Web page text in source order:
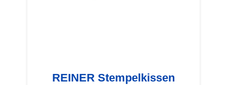
REINER Stempelkissen